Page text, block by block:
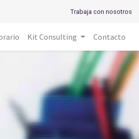
Trabaja con nosotros
Kit Consulting Contacto